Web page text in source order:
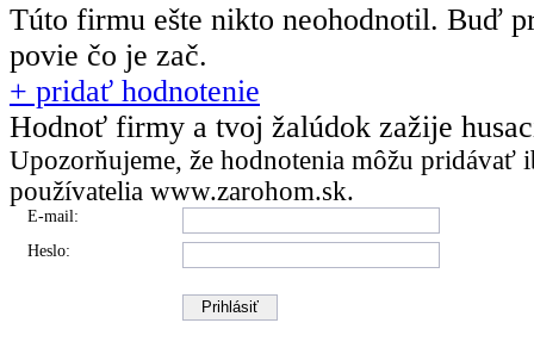
Túto firmu ešte nikto neohodnotil. Buď
povie čo je zač.
+ pridať hodnotenie
Hodnoť firmy a tvoj žalúdok zažije
Upozorňujeme, že hodnotenia môžu pridávať
používatelia www.zarohom.sk.
E-mail:
Heslo: